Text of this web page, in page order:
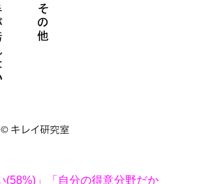
(58%)」「自分の得意分野だか